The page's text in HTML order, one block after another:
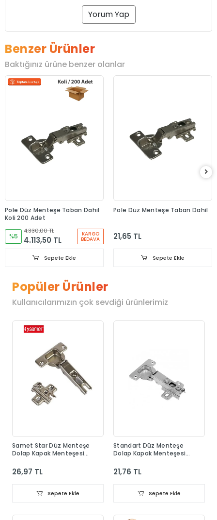
Yorum Yap
Benzer Ürünler
Baktığınız ürüne benzer olanlar
Pole Düz Menteşe Taban Dahil
Koli 200 Adet
%5
4.330,00 TL
4.113,50 TL
KARGO
BEDAVA
Sepete Ekle
Pole Düz Menteşe Taban Dahil
21,65 TL
Sepete Ekle
Popüler Ürünler
Kullanıcılarımızın çok sevdiği ürünlerimiz
Samet Star Düz Menteşe
Dolap Kapak Menteşesi
26,97 TL
Sepete Ekle
Standart Düz Menteşe
Dolap Kapak Menteşesi
21,76 TL
Sepete Ekle